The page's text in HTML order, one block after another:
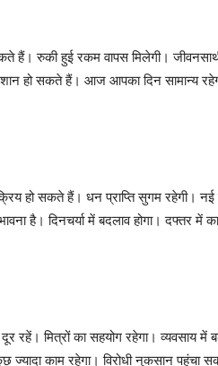
हैं। रुकी हुई रकम वापस मिलेगी।
हो सकते हैं। आज आपका दिन सामान्य
हो सकते हैं। धन प्राप्ति सुगम रहेगी।
है। दिनचर्या में बदलाव होगा। दफ्तर में
रहें। मित्रों का सहयोग रहेगा। व्यवसाय में
काम रहेगा। विरोधी नुकसान पहुंचा